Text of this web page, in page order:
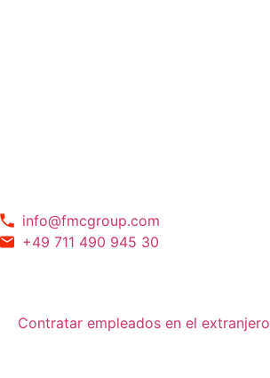
info@fmcgroup.com
+49 711 490 945 30
Contratar empleados en el extranjero